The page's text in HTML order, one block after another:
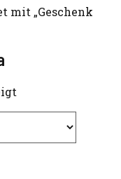
mit „Geschenk